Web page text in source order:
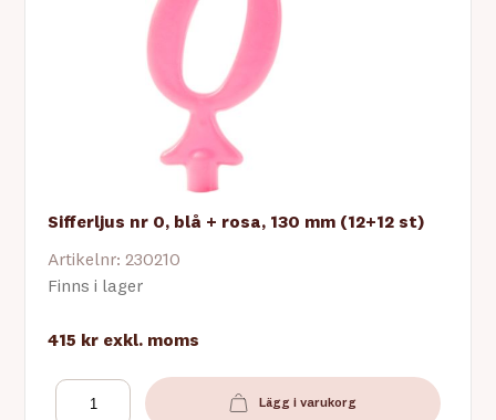
Sifferljus nr 0, blå + rosa, 130 mm (12+12 st)
Artikelnr: 230210
Finns i lager
415 kr exkl. moms
Lägg i varukorg